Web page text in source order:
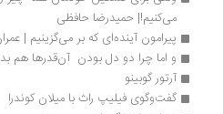
می‌کنیم!| حمیدرضا حافظی
پیرامون آینده‌ای که بر می‌گزینیم | عمران
و اما چرا دو دل بودن  آن‌قدرها هم بد
آرتور گوبینو
گفت‌وگوی فیلیپ راث با میلان کوندرا